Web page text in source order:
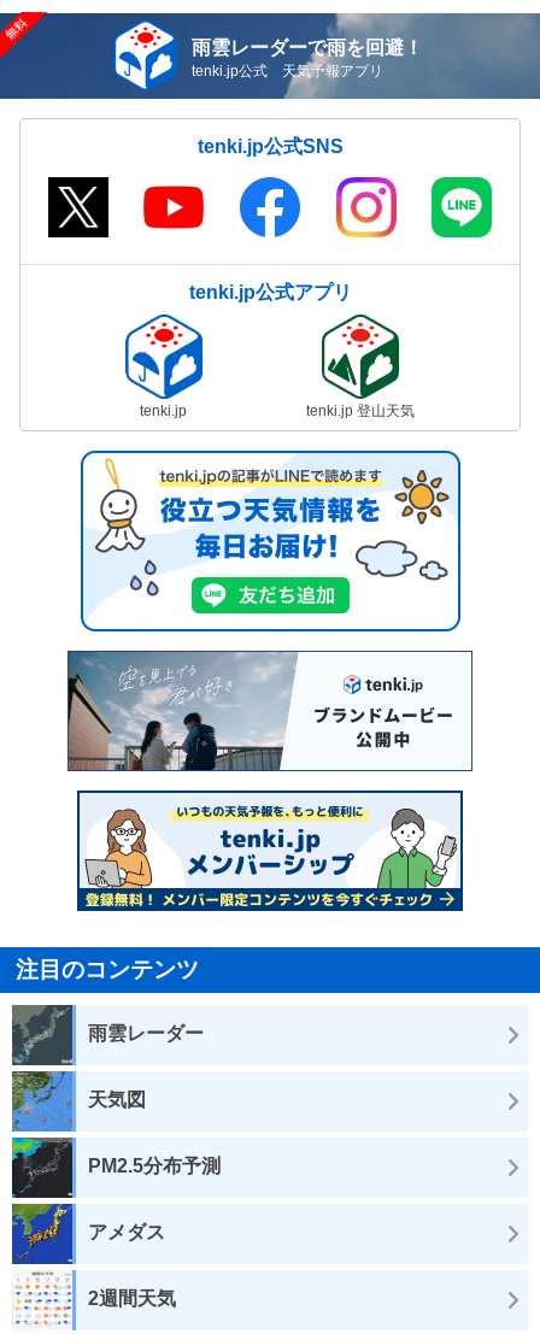
雨雲レーダーで雨を回避！
tenki.jp公式 天気予報アプリ
tenki.jp公式SNS
tenki.jp公式アプリ
tenki.jp tenki.jp 登山天気
注目のコンテンツ
雨雲レーダー
天気図
PM2.5分布予測
アメダス
2週間天気